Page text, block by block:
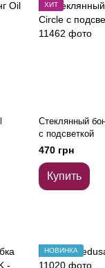
ХИТ
Стеклянный
с подсветкой
470 грн
Купить
НОВИНКА